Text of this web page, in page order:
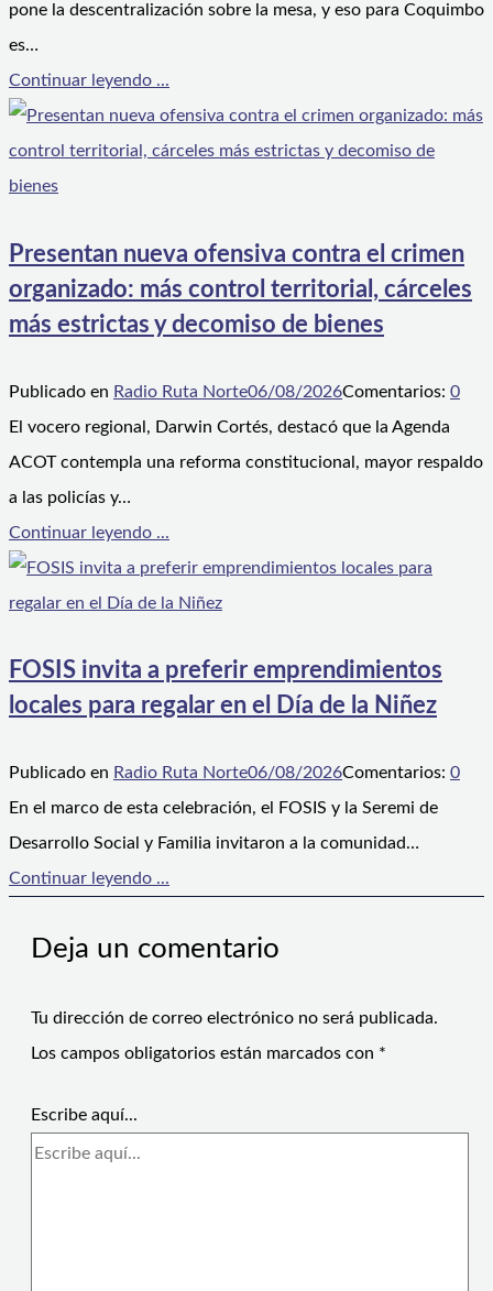
pone la descentralización sobre la mesa, y eso para Coquimbo
es…
Continuar leyendo ...
Presentan nueva ofensiva contra el crimen
organizado: más control territorial, cárceles
más estrictas y decomiso de bienes
Publicado en Radio Ruta Norte06/08/2026Comentarios: 0
El vocero regional, Darwin Cortés, destacó que la Agenda
ACOT contempla una reforma constitucional, mayor respaldo
a las policías y…
Continuar leyendo ...
FOSIS invita a preferir emprendimientos
locales para regalar en el Día de la Niñez
Publicado en Radio Ruta Norte06/08/2026Comentarios: 0
En el marco de esta celebración, el FOSIS y la Seremi de
Desarrollo Social y Familia invitaron a la comunidad…
Continuar leyendo ...
Deja un comentario
Tu dirección de correo electrónico no será publicada.
Los campos obligatorios están marcados con *
Escribe aquí...